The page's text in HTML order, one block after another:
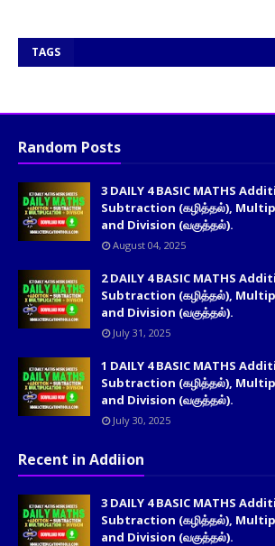
TAGS
Random Posts
3 DAILY 4 BASIC MATHS
Subtraction (கழித்தல்),
and Division (வகுத்தல்).
August 04, 2025
2 DAILY 4 BASIC MATHS
Subtraction (கழித்தல்),
and Division (வகுத்தல்).
July 31, 2025
1 DAILY 4 BASIC MATHS
Subtraction (கழித்தல்),
and Division (வகுத்தல்).
July 30, 2025
Recent in Addiion
3 DAILY 4 BASIC MATHS
Subtraction (கழித்தல்),
and Division (வகுத்தல்).